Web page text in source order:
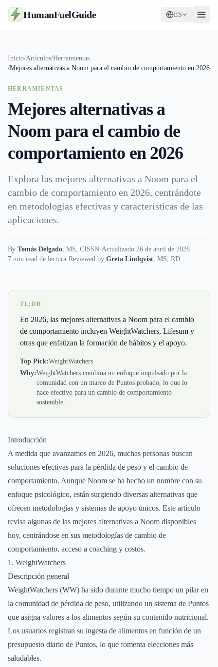
HumanFuelGuide ES
Herramientas
Suplementos
Estrategia
Inicio/Artículos/Herramientas
/Mejores alternativas a Noom para el cambio de comportamiento en 2026
HERRAMIENTAS
Mejores alternativas a
Noom para el cambio de
comportamiento en 2026
Explora las mejores alternativas a Noom para el
cambio de comportamiento en 2026, centrándote
en metodologías efectivas y características de las
aplicaciones.
By Tomás Delgado, MS, CISSN·Actualizado 26 de abril de 2026·
7 min read de lectura·Reviewed by Greta Lindqvist, MS, RD
TL;DR
En 2026, las mejores alternativas a Noom para el cambio
de comportamiento incluyen WeightWatchers, Lifesum y
otras que enfatizan la formación de hábitos y el apoyo.
Top Pick:WeightWatchers
Why:WeightWatchers combina un enfoque impulsado por la
comunidad con un marco de Puntos probado, lo que lo
hace efectivo para un cambio de comportamiento
sostenible.
Introducción
A medida que avanzamos en 2026, muchas personas buscan
soluciones efectivas para la pérdida de peso y el cambio de
comportamiento. Aunque Noom se ha hecho un nombre con su
enfoque psicológico, están surgiendo diversas alternativas que
ofrecen metodologías y sistemas de apoyo únicos. Este artículo
revisa algunas de las mejores alternativas a Noom disponibles
hoy, centrándose en sus metodologías de cambio de
comportamiento, acceso a coaching y costos.
1. WeightWatchers
Descripción general
WeightWatchers (WW) ha sido durante mucho tiempo un pilar en
la comunidad de pérdida de peso, utilizando un sistema de Puntos
que asigna valores a los alimentos según su contenido nutricional.
Los usuarios registran su ingesta de alimentos en función de un
presupuesto diario de Puntos, lo que fomenta elecciones más
saludables.